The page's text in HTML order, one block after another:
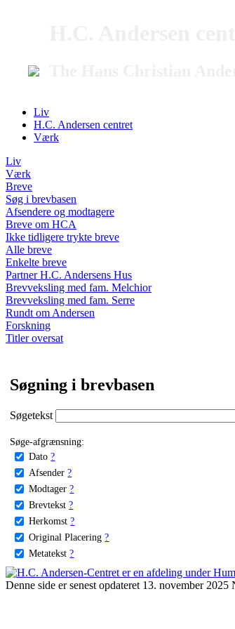
Liv
H.C. Andersen centret
Værk
Liv
Værk
Breve
Søg i brevbasen
Afsendere og modtagere
Breve om HCA
Ikke tidligere trykte breve
Alle breve
Enkelte breve
Partner H.C. Andersens Hus
Brevveksling med fam. Melchior
Brevveksling med fam. Serre
Rundt om Andersen
Forskning
Titler oversat
Søgning i brevbasen
Søgetekst
Søge-afgrænsning:
Dato ?
Afsender ?
Modtager ?
Brevtekst ?
Herkomst ?
Original Placering ?
Metatekst ?
Denne side er senest opdateret 13. november